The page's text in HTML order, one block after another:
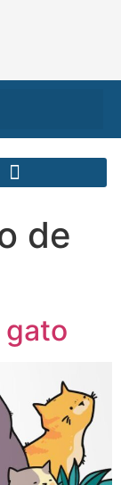
de
gato